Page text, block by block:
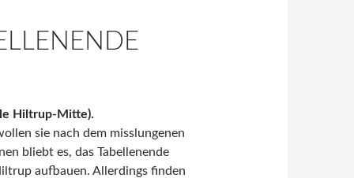
Hiltrup-Mitte).
sie nach dem misslungenen
bliebt es, das Tabellenende
aufbauen. Allerdings finden